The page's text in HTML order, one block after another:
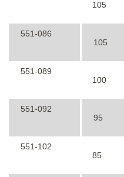
105
551-086
105
551-089
100
551-092
95
551-102
85